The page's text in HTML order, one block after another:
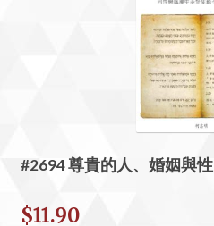
#2694 尊貴的人、婚姻與性
$11.90